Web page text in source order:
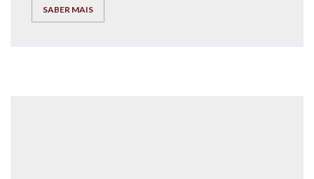
no VIII Fórum de Educação e nosso Centro de Estudos, para
SABER MAIS